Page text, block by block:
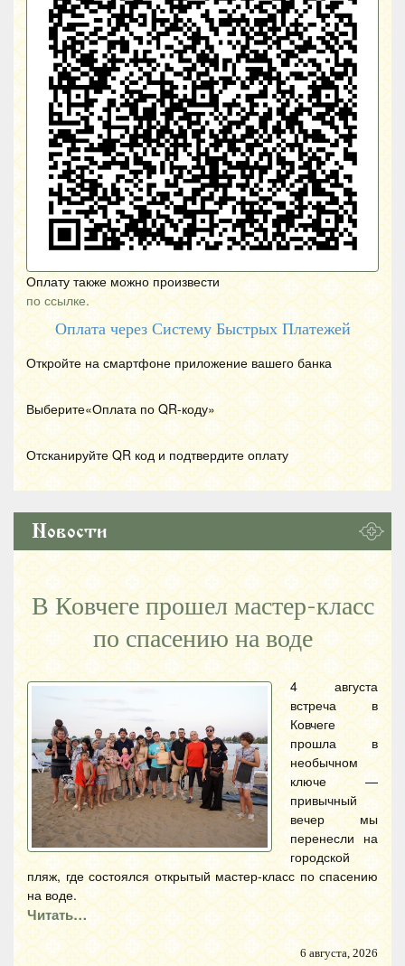
Оплату также можно произвести
по ссылке.
Оплата через Систему Быстрых Платежей
Откройте на смартфоне приложение вашего банка
Выберите«Оплата по QR-коду»
Отсканируйте QR код и подтвердите оплату
Новости
В Ковчеге прошел мастер-класс
по спасению на воде
4 августа
встреча в
Ковчеге
прошла в
необычном
ключе —
привычный
вечер мы
перенесли на
городской
пляж, где состоялся открытый мастер-класс по спасению
на воде.
Читать…
6 августа, 2026